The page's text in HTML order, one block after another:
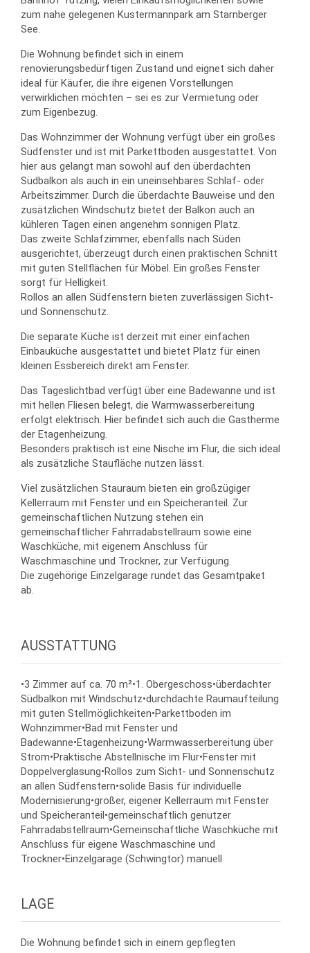
zum nahe gelegenen Kustermannpark am Starnberger
See.
Die Wohnung befindet sich in einem
renovierungsbedürftigen Zustand und eignet sich daher
ideal für Käufer, die ihre eigenen Vorstellungen
verwirklichen möchten – sei es zur Vermietung oder
zum Eigenbezug.
Das Wohnzimmer der Wohnung verfügt über ein großes
Südfenster und ist mit Parkettboden ausgestattet. Von
hier aus gelangt man sowohl auf den überdachten
Südbalkon als auch in ein uneinsehbares Schlaf- oder
Arbeitszimmer. Durch die überdachte Bauweise und den
zusätzlichen Windschutz bietet der Balkon auch an
kühleren Tagen einen angenehm sonnigen Platz.
Das zweite Schlafzimmer, ebenfalls nach Süden
ausgerichtet, überzeugt durch einen praktischen Schnitt
mit guten Stellflächen für Möbel. Ein großes Fenster
sorgt für Helligkeit.
Rollos an allen Südfenstern bieten zuverlässigen Sicht-
und Sonnenschutz.
Die separate Küche ist derzeit mit einer einfachen
Einbauküche ausgestattet und bietet Platz für einen
kleinen Essbereich direkt am Fenster.
Das Tageslichtbad verfügt über eine Badewanne und ist
mit hellen Fliesen belegt, die Warmwasserbereitung
erfolgt elektrisch. Hier befindet sich auch die Gastherme
der Etagenheizung.
Besonders praktisch ist eine Nische im Flur, die sich ideal
als zusätzliche Staufläche nutzen lässt.
Viel zusätzlichen Stauraum bieten ein großzügiger
Kellerraum mit Fenster und ein Speicheranteil. Zur
gemeinschaftlichen Nutzung stehen ein
gemeinschaftlicher Fahrradabstellraum sowie eine
Waschküche, mit eigenem Anschluss für
Waschmaschine und Trockner, zur Verfügung.
Die zugehörige Einzelgarage rundet das Gesamtpaket
ab.
AUSSTATTUNG
•3 Zimmer auf ca. 70 m²•1. Obergeschoss•überdachter
Südbalkon mit Windschutz•durchdachte Raumaufteilung
mit guten Stellmöglichkeiten•Parkettboden im
Wohnzimmer•Bad mit Fenster und
Badewanne•Etagenheizung•Warmwasserbereitung über
Strom•Praktische Abstellnische im Flur•Fenster mit
Doppelverglasung•Rollos zum Sicht- und Sonnenschutz
an allen Südfenstern•solide Basis für individuelle
Modernisierung•großer, eigener Kellerraum mit Fenster
und Speicheranteil•gemeinschaftlich genutzer
Fahrradabstellraum•Gemeinschaftliche Waschküche mit
Anschluss für eigene Waschmaschine und
Trockner•Einzelgarage (Schwingtor) manuell
LAGE
Die Wohnung befindet sich in einem gepflegten